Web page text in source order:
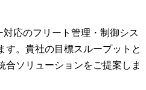
応のフリート管理・制御シス
す。貴社の目標スループットと
ソリューションをご提案しま